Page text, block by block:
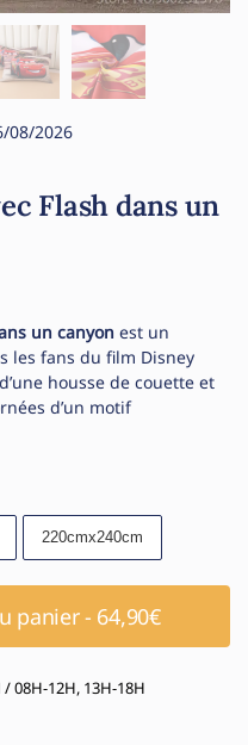
08/2026
Flash dans un
un canyon est un
les fans du film Disney
housse de couette et
d’un motif
220cmx240cm
panier - 64,90€
/ 08H-12H, 13H-18H